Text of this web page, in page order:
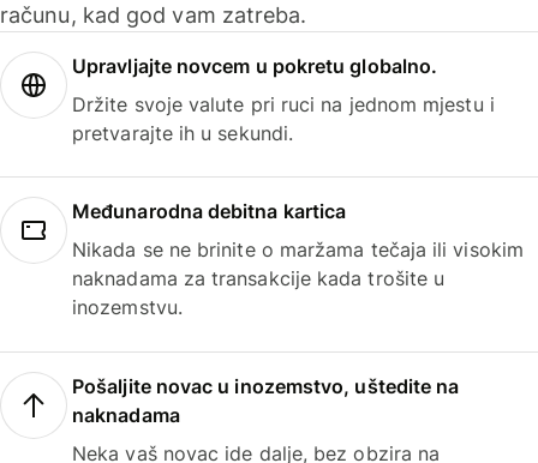
računu, kad god vam zatreba.
Upravljajte novcem u pokretu globalno.
Držite svoje valute pri ruci na jednom mjestu i
pretvarajte ih u sekundi.
Međunarodna debitna kartica
Nikada se ne brinite o maržama tečaja ili visokim
naknadama za transakcije kada trošite u
inozemstvu.
Pošaljite novac u inozemstvo, uštedite na
naknadama
Neka vaš novac ide dalje, bez obzira na